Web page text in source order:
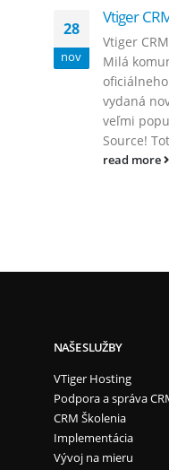
28
nov
Vtiger
Vtiger
Milá
vydaná
veľmi
Source!
read more
NAŠE SLUŽBY
VTiger Hosting
Podpora a správa
CRM Školenia
Implementácia
Vývoj na mieru